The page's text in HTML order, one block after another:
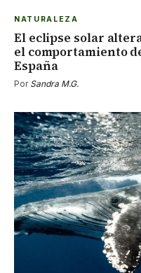
NATURALEZA
El eclipse solar
el comportamiento
España
Por Sandra M.G.